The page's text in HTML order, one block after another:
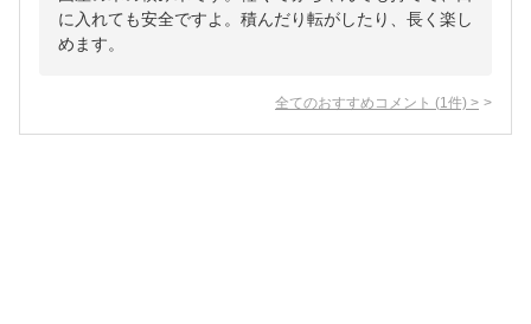
に入れても安全ですよ。積んだり転がしたり、長く楽し
めます。
全てのおすすめコメント (1 件) >